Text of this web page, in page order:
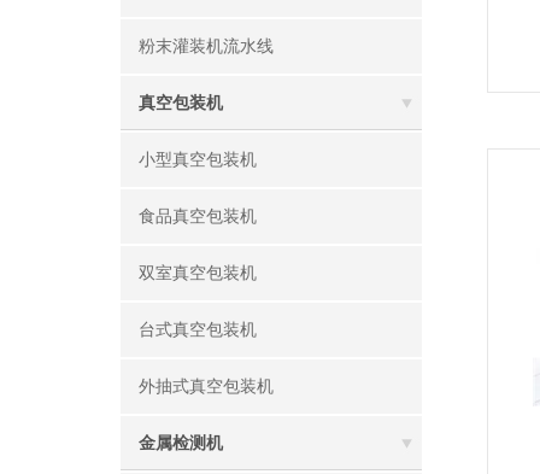
粉末灌装机流水线
真空包装机
小型真空包装机
食品真空包装机
双室真空包装机
台式真空包装机
外抽式真空包装机
金属检测机